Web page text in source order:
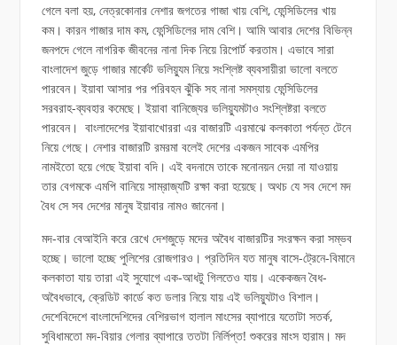
গেলে বলা হয়, নেত্রকোনার নেশার জগতের গাজা খায় বেশি, ফেন্সিডিলের খায়
কম। কারন গাজার দাম কম, ফেন্সিডিলের দাম বেশি। আমি আবার দেশের বিভিন্ন
জনপদে গেলে নাগরিক জীবনের নানা দিক নিয়ে রিপোর্ট করতাম। এভাবে সারা
বাংলাদেশ জুড়ে গাজার মার্কেট ভলিয়্যুম নিয়ে সংশ্লিষ্ট ব্যবসায়ীরা ভালো বলতে
পারবেন। ইয়াবা আসার পর পরিবহন ঝুঁকি সহ নানা সমস্যায় ফেন্সিডিলের
সরবরাহ-ব্যবহার কমেছে। ইয়াবা বানিজ্যের ভলিয়্যুমটাও সংশ্লিষ্টরা বলতে
পারবেন। বাংলাদেশের ইয়াবাখোররা এর বাজারটি এরমাঝে কলকাতা পর্যন্ত টেনে
নিয়ে গেছে। নেশার বাজারটি রমরমা বলেই দেশের একজন সাবেক এমপির
নামইতো হয়ে গেছে ইয়াবা বদি। এই বদনামে তাকে মনোনয়ন দেয়া না যাওয়ায়
তার বেগমকে এমপি বানিয়ে সাম্রাজ্যটি রক্ষা করা হয়েছে। অথচ যে সব দেশে মদ
বৈধ সে সব দেশের মানুষ ইয়াবার নামও জানেনা।
মদ-বার বেআইনি করে রেখে দেশজুড়ে মদের অবৈধ বাজারটির সংরক্ষন করা সম্ভব
হচ্ছে। ভালো হচ্ছে পুলিশের রোজগারও। প্রতিদিন যত মানুষ বাসে-ট্রেনে-বিমানে
কলকাতা যায় তারা এই সুযোগে এক-আধটু গিলতেও যায়। একেকজন বৈধ-
অবৈধভাবে, ক্রেডিট কার্ডে কত ডলার নিয়ে যায় এই ভলিয়্যুটাও বিশাল।
দেশেবিদেশে বাংলাদেশিদের বেশিরভাগ হালাল মাংসের ব্যাপারে যতোটা সতর্ক,
সুবিধামতো মদ-বিয়ার গেলার ব্যাপারে ততটা নির্লিপ্ত! শুকরের মাংস হারাম। মদ